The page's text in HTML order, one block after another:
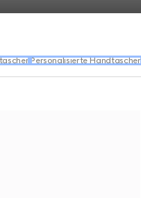
Personalisierte Handtaschen